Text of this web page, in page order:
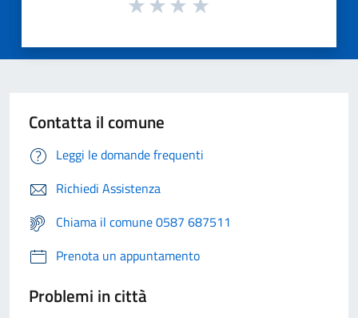
Contatta il comune
Leggi le domande frequenti
Richiedi Assistenza
Chiama il comune 0587 687511
Prenota un appuntamento
Problemi in città